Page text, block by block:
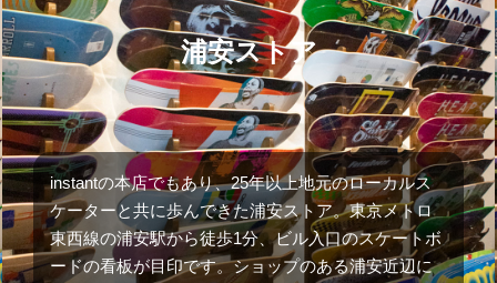
浦安ストア
instantの本店でもあり、25年以上地元のローカルス
ケーターと共に歩んできた浦安ストア。東京メトロ
東西線の浦安駅から徒歩1分、ビル入口のスケートボ
ードの看板が目印です。ショップのある浦安近辺に